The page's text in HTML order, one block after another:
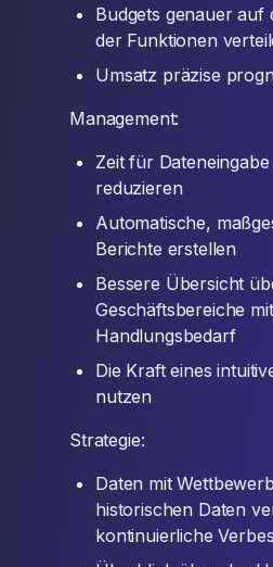
Budgets genauer auf
der Funktionen
Umsatz präzise
Management:
Zeit für
reduzieren
Automatische,
Berichte erstellen
Bessere Übersicht
Geschäftsbereiche
Handlungsbedarf
Die Kraft eines
nutzen
Strategie:
Daten mit
historischen Daten
kontinuierliche